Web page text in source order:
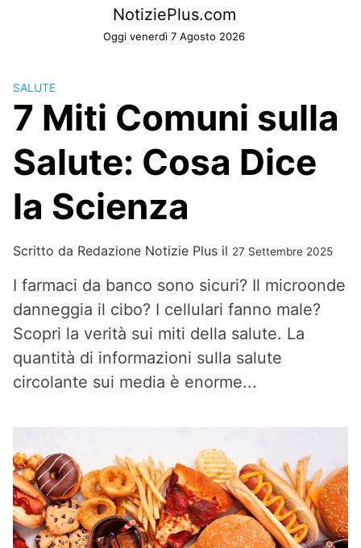
NotiziePlus.com
Oggi venerdì 7 Agosto 2026
SALUTE
7 Miti Comuni sulla
Salute: Cosa Dice
la Scienza
Scritto da Redazione Notizie Plus il 27 Settembre 2025
I farmaci da banco sono sicuri? Il microonde
danneggia il cibo? I cellulari fanno male?
Scopri la verità sui miti della salute. La
quantità di informazioni sulla salute
circolante sui media è enorme...